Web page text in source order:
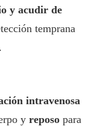
y acudir de
temprana
intravenosa
y reposo para